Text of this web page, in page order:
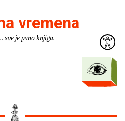
vremena
sve je puno knjiga.